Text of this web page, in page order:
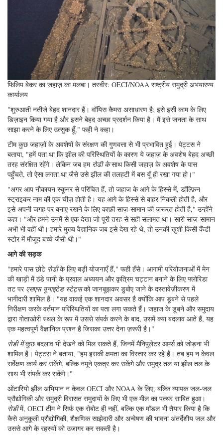
फिलिप बेकर का जहाज़ का मलबा। तस्वीर: OECI/NOAA राष्ट्रीय समुद्री अभयारण्य
कार्यालय
"शुरुआती नतीजे बेहद शानदार हैं। वॉयिस कैमरा असाधारण है; इसे इसी काम के लिए
डिज़ाइन किया गया है और इसने बेहद अच्छा प्रदर्शन किया है। मैं इसे जनता के साथ
साझा करने के लिए उत्सुक हूँ," फही ने कहा।
टीम कुछ जहाज़ों के अवशेषों के संरक्षण की गुणवत्ता से भी प्रभावित हुई। पेट्टस ने
बताया, "हमें पता था कि झील की परिस्थितियों के कारण ये जहाज़ के अवशेष बेहद अच्छी
तरह संरक्षित रहेंगे। लेकिन जब हम रोडी केसाथ किसी जहाज़ के अवशेष के पास
पहुँचते, तो ऐसा लगता था जैसे उसे झील की तलहटी में बस यूँ ही रखा गया हो।"
"अगर आप नौकायन स्कूनर से परिचित हैं, तो जहाज के आगे के हिस्से में, डॉल्फ़िन
स्ट्राइकर नाम की एक चीज़ होती है। यह आगे के हिस्से से बाहर निकली होती है, और
इसे अपनी जगह पर बनाए रखने के लिए काफ़ी साज़-सामान की ज़रूरत होती है," उन्होंने
कहा। "और हमने उनमें से एक देखा जो पूरी तरह से सही सलामत था। सारी साज़-सामान
अभी भी वहीं थी। हमारे मुख्य वैज्ञानिक जब इसे देख रहे थे, तो उनकी खुशी किसी कैंडी
स्टोर में मौजूद बच्चे जैसी थी।"
आगे की सड़क
"हमारे पास छोटे रोडीके लिए बड़ी योजनाएँ हैं," फही हँसे। आगामी परियोजनाओं में मेन
की खाड़ी में ठंडे पानी के प्रवाल अध्ययन और कृत्रिम चट्टान बनाने के लिए फ्लोरिडा
तट पर एसएस यूनाइटेड स्टेट्सको जानबूझकर डुबोए जाने के दस्तावेज़ीकरण में
भागीदारी शामिल है। "यह वाकई एक शानदार अवसर है क्योंकि आप डूबने से पहले
निरीक्षण करके वर्तमान परिस्थितियों का पता लगा सकते हैं। जहाज के डूबने और समुदाय
द्वारा गोताखोरी स्थल के रूप में उससे संपर्क करने के बाद, उसमें क्या बदलाव आते हैं, यह
एक महत्वपूर्ण वैज्ञानिक प्रश्न है जिसका उत्तर देना ज़रूरी है।"
रोडी मेंकुछ बदलाव भी देखने को मिल सकते हैं, जिनमें मैनिपुलेटर आर्म्स को जोड़ना भी
शामिल है। पेट्टस ने बताया, "हम इसकी क्षमता का विस्तार कर रहे हैं। तब हम न केवल
सर्वेक्षण कार्य कर सकेंगे, बल्कि नमूने एकत्र कर सकेंगे और समुद्र तल या झील तल के
साथ भी संपर्क कर सकेंगे।"
ओंटारियो झील अभियान न केवल OECI और NOAA के लिए, बल्कि व्यापक जल-जल
प्रौद्योगिकी और समुद्री विरासत समुदायों के लिए भी एक मील का पत्थर साबित हुआ।
रोडीमें, OECI टीम ने सिर्फ़ एक रोबोट ही नहीं, बल्कि एक मॉडल भी तैयार किया है कि
कैसे अनुकूली प्रौद्योगिकी, शैक्षणिक साझेदारी और अन्वेषण की भावना अंतर्देशीय जल और
उससे आगे के रहस्यों को उजागर कर सकती है।